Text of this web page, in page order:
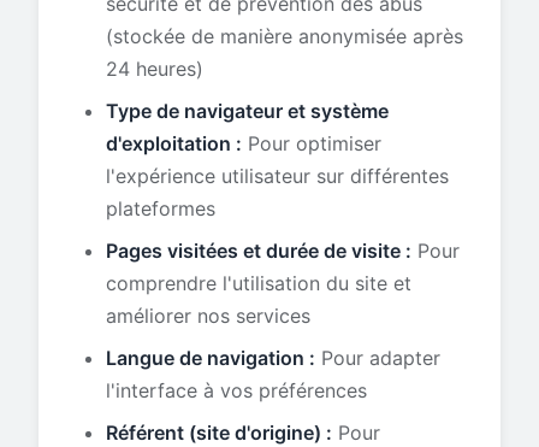
(stockée de manière anonymisée après
24 heures)
Type de navigateur et système
d'exploitation : Pour optimiser
l'expérience utilisateur sur différentes
plateformes
Pages visitées et durée de visite : Pour
comprendre l'utilisation du site et
améliorer nos services
Langue de navigation : Pour adapter
l'interface à vos préférences
Référent (site d'origine) : Pour